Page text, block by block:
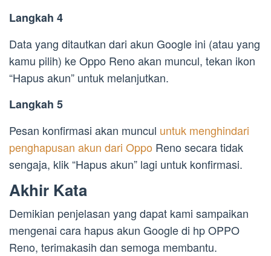
Langkah 4
Data yang ditautkan dari akun Google ini (atau yang
kamu pilih) ke Oppo Reno akan muncul, tekan ikon
“Hapus akun” untuk melanjutkan.
Langkah 5
Pesan konfirmasi akan muncul untuk menghindari
penghapusan akun dari Oppo Reno secara tidak
sengaja, klik “Hapus akun” lagi untuk konfirmasi.
Akhir Kata
Demikian penjelasan yang dapat kami sampaikan
mengenai cara hapus akun Google di hp OPPO
Reno, terimakasih dan semoga membantu.